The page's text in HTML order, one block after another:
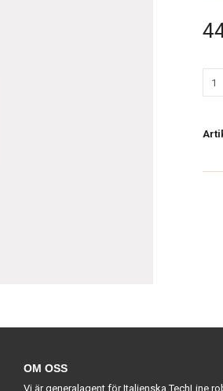
OM OSS
Vi är generalagent för Italienska TechLine